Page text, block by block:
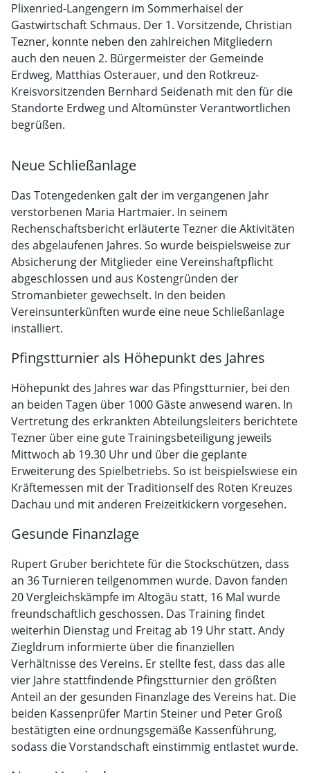
Plixenried-Langengern im Sommerhaisel der
Gastwirtschaft Schmaus. Der 1. Vorsitzende, Christian
Tezner, konnte neben den zahlreichen Mitgliedern
auch den neuen 2. Bürgermeister der Gemeinde
Erdweg, Matthias Osterauer, und den Rotkreuz-
Kreisvorsitzenden Bernhard Seidenath mit den für die
Standorte Erdweg und Altomünster Verantwortlichen
begrüßen.
Neue Schließanlage
Das Totengedenken galt der im vergangenen Jahr
verstorbenen Maria Hartmaier. In seinem
Rechenschaftsbericht erläuterte Tezner die Aktivitäten
des abgelaufenen Jahres. So wurde beispielsweise zur
Absicherung der Mitglieder eine Vereinshaftpflicht
abgeschlossen und aus Kostengründen der
Stromanbieter gewechselt. In den beiden
Vereinsunterkünften wurde eine neue Schließanlage
installiert.
Pfingstturnier als Höhepunkt des Jahres
Höhepunkt des Jahres war das Pfingstturnier, bei den
an beiden Tagen über 1000 Gäste anwesend waren. In
Vertretung des erkrankten Abteilungsleiters berichtete
Tezner über eine gute Trainingsbeteiligung jeweils
Mittwoch ab 19.30 Uhr und über die geplante
Erweiterung des Spielbetriebs. So ist beispielswiese ein
Kräftemessen mit der Traditionself des Roten Kreuzes
Dachau und mit anderen Freizeitkickern vorgesehen.
Gesunde Finanzlage
Rupert Gruber berichtete für die Stockschützen, dass
an 36 Turnieren teilgenommen wurde. Davon fanden
20 Vergleichskämpfe im Altogäu statt, 16 Mal wurde
freundschaftlich geschossen. Das Training findet
weiterhin Dienstag und Freitag ab 19 Uhr statt. Andy
Ziegldrum informierte über die finanziellen
Verhältnisse des Vereins. Er stellte fest, dass das alle
vier Jahre stattfindende Pfingstturnier den größten
Anteil an der gesunden Finanzlage des Vereins hat. Die
beiden Kassenprüfer Martin Steiner und Peter Groß
bestätigten eine ordnungsgemäße Kassenführung,
sodass die Vorstandschaft einstimmig entlastet wurde.